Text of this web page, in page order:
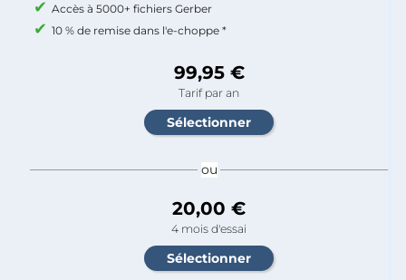
Accès à 5000+ fichiers Gerber
10 % de remise dans l'e-choppe *
99,95 €
Tarif par an
ou
20,00 €
4 mois d'essai